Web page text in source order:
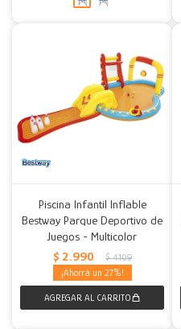
Piscina Infantil Inflable
Bestway Parque Deportivo de
Juegos - Multicolor
$ 2.990 $ 4.109
27